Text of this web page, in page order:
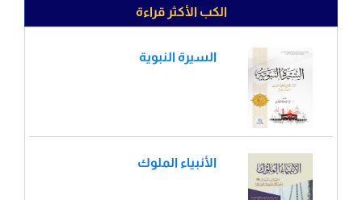
الكب الأكثر قراءة
السيرة النبوية
الأنبياء الملوك